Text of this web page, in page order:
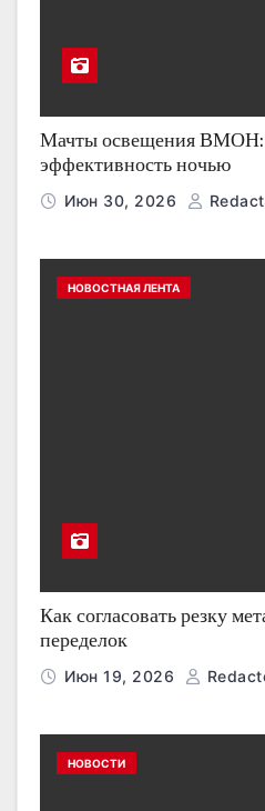
Мачты освещения ВМОН:
эффективность ночью
Июн 30, 2026
НОВОСТНАЯ ЛЕНТА
Как согласовать резку
переделок
Июн 19, 2026
НОВОСТИ